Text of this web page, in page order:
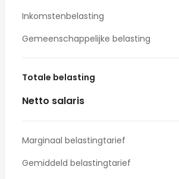
Inkomstenbelasting
Gemeenschappelijke belasting
Totale belasting
Netto salaris
Marginaal belastingtarief
Gemiddeld belastingtarief